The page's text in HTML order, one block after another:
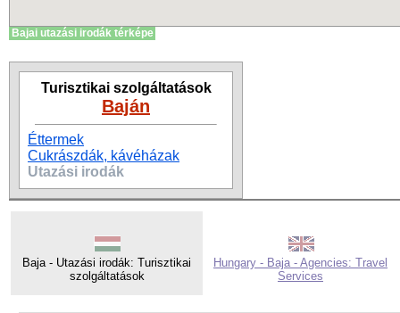
Bajai utazási irodák térképe
Turisztikai szolgáltatások
Baján
Éttermek
Cukrászdák, kávéházak
Utazási irodák
Baja - Utazási irodák: Turisztikai
szolgáltatások
Hungary - Baja - Agencies: Travel
Services